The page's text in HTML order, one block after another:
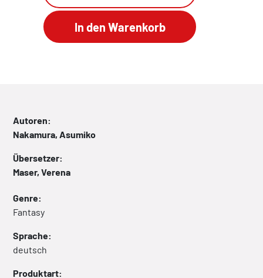
Autoren:
Nakamura, Asumiko
Übersetzer:
Maser, Verena
Genre:
Fantasy
Sprache:
deutsch
Produktart: